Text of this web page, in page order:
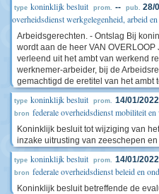
type koninklijk besluit prom. -- pub. 28/
overheidsdienst werkgelegenheid, arbeid
Arbeidsgerechten. - Ontslag Bij
wordt aan de heer VAN
verleend uit het ambt van werkend
werknemer-arbeider, bij de
gemachtigd de eretitel van het ambt
type koninklijk besluit prom. 14/01/2022
bron federale overheidsdienst mobiliteit en
Koninklijk besluit tot wijziging van
inzake uitrusting van zeeschepen
type koninklijk besluit prom. 14/01/2022
bron federale overheidsdienst beleid en
Koninklijk besluit betreffende de